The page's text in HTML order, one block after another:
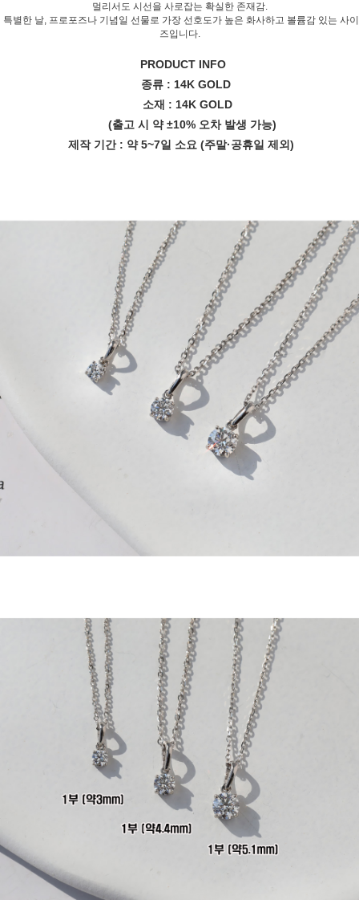
멀리서도 시선을 사로잡는 확실한 존재감.
특별한 날, 프로포즈나 기념일 선물로 가장 선호도가 높은 화사하고 볼륨감 있는 사이
즈입니다.
PRODUCT INFO
종류 : 14K GOLD
소재 : 14K GOLD
(출고 시 약 ±10% 오차 발생 가능)
제작 기간 : 약 5~7일 소요 (주말·공휴일 제외)